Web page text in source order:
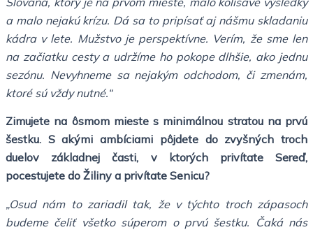
a malo nejakú krízu. Dá sa to pripísať aj nášmu skladaniu
kádra v lete. Mužstvo je perspektívne. Verím, že sme len
na začiatku cesty a udržíme ho pokope dlhšie, ako jednu
sezónu. Nevyhneme sa nejakým odchodom, či zmenám,
ktoré sú vždy nutné.“
Zimujete na ôsmom mieste s minimálnou stratou na prvú
šestku. S akými ambíciami pôjdete do zvyšných troch
duelov základnej časti, v ktorých privítate Sereď,
pocestujete do Žiliny a privítate Senicu?
„Osud nám to zariadil tak, že v týchto troch zápasoch
budeme čeliť všetko súperom o prvú šestku. Čaká nás